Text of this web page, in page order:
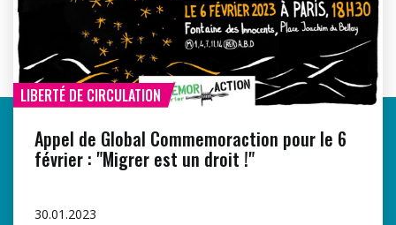
LIBERTÉ DE CIRCULATION
Appel de Global Commemoraction pour le 6
février : "Migrer est un droit !"
30.01.2023